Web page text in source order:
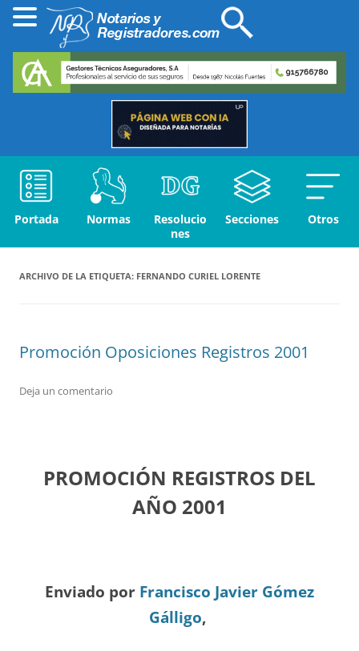
Portada Normas
Resolucio
nes
Secciones Otros
ARCHIVO DE LA ETIQUETA: FERNANDO CURIEL LORENTE
Promoción Oposiciones Registros 2001
Deja un comentario
PROMOCIÓN REGISTROS DEL
AÑO 2001
Enviado por Francisco Javier Gómez
Gálligo,